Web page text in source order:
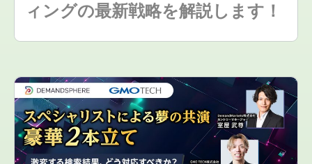
ィングの最新戦略を解説します！